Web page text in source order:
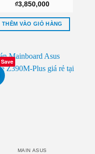
₫3,850,000
THÊM VÀO GIỎ HÀNG
Save
MAIN ASUS